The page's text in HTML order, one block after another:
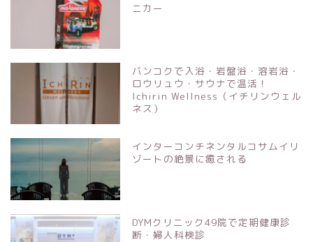
ニカー
バンコクで入浴・岩盤浴・溶岩浴・
ロウリュウ・サウナで温活！
Ichirin Wellness（イチリンウェル
ネス）
インターコンチネンタルコサムイリ
ゾートの絶景に癒される
DYMクリニック49院で定期健康診
断・婦人科検診